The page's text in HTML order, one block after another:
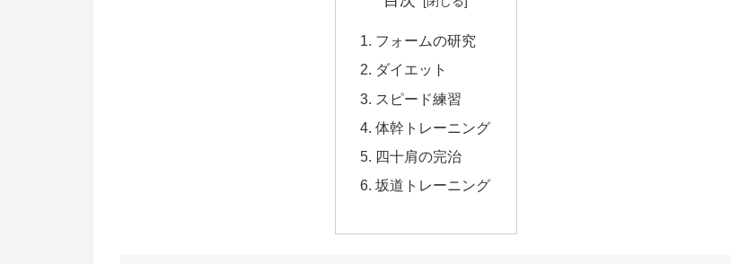
フォームの研究
ダイエット
スピード練習
体幹トレーニング
四十肩の完治
坂道トレーニング